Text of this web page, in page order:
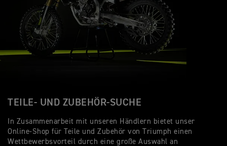
TEILE- UND ZUBEHÖR-SUCHE
In Zusammenarbeit mit unseren Händlern bietet unser
Online-Shop für Teile und Zubehör von Triumph einen
Wettbewerbsvorteil durch eine große Auswahl an